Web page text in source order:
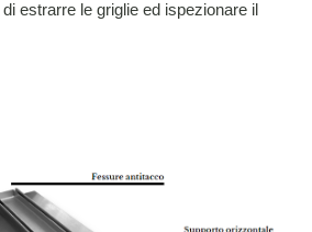
estrarre le griglie ed ispezionare il